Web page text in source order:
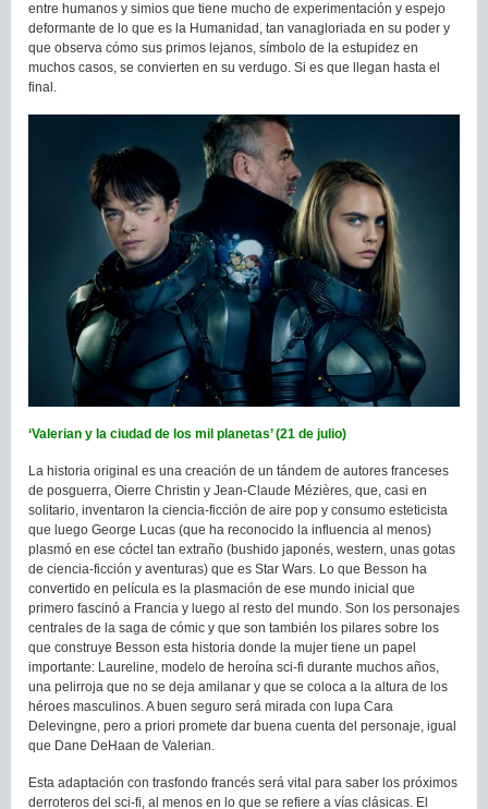
entre humanos y simios que tiene mucho de experimentación y espejo
deformante de lo que es la Humanidad, tan vanagloriada en su poder y
que observa cómo sus primos lejanos, símbolo de la estupidez en
muchos casos, se convierten en su verdugo. Si es que llegan hasta el
final.
‘Valerian y la ciudad de los mil planetas’ (21 de julio)
La historia original es una creación de un tándem de autores franceses
de posguerra, Oierre Christin y Jean-Claude Mézières, que, casi en
solitario, inventaron la ciencia-ficción de aire pop y consumo esteticista
que luego George Lucas (que ha reconocido la influencia al menos)
plasmó en ese cóctel tan extraño (bushido japonés, western, unas gotas
de ciencia-ficción y aventuras) que es Star Wars. Lo que Besson ha
convertido en película es la plasmación de ese mundo inicial que
primero fascinó a Francia y luego al resto del mundo. Son los personajes
centrales de la saga de cómic y que son también los pilares sobre los
que construye Besson esta historia donde la mujer tiene un papel
importante: Laureline, modelo de heroína sci-fi durante muchos años,
una pelirroja que no se deja amilanar y que se coloca a la altura de los
héroes masculinos. A buen seguro será mirada con lupa Cara
Delevingne, pero a priori promete dar buena cuenta del personaje, igual
que Dane DeHaan de Valerian.
Esta adaptación con trasfondo francés será vital para saber los próximos
derroteros del sci-fi, al menos en lo que se refiere a vías clásicas. El